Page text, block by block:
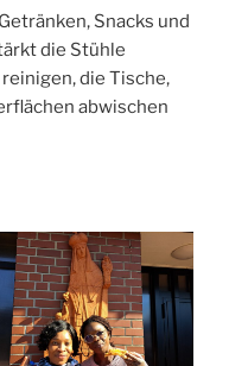
Snacks und
die Stühle
die Tische,
abwischen